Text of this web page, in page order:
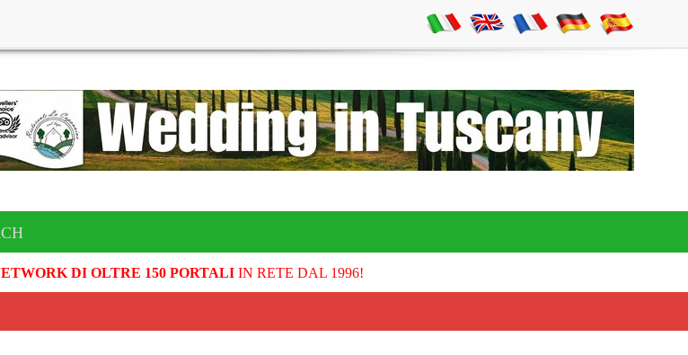
DI OLTRE 150 PORTALIIN RETE DAL 1996!